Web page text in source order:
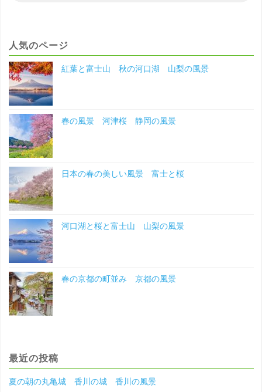
の
桜
島
風
人気のページ
紅葉と富士山 秋の河口湖 山梨の風景
春の風景 河津桜 静岡の風景
日本の春の美しい風景 富士と桜
河口湖と桜と富士山 山梨の風景
春の京都の町並み 京都の風景
最近の投稿
夏の朝の丸亀城 香川の城 香川の風景